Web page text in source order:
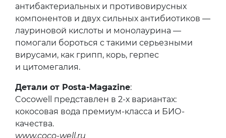
антибактериальных и противовирусных
компонентов и двух сильных антибиотиков —
лауриновой кислоты и монолаурина —
помогали бороться с такими серьезными
вирусами, как грипп, корь, герпес
и цитомегалия.
Детали от Posta-Magazine:
Cocowell представлен в 2-х вариантах:
кокосовая вода премиум-класса и БИО-
качества.
www.coco-well.ru